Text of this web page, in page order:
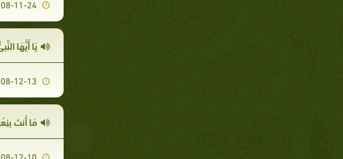
2008-11-24
يَا أَيُّهَا
2008-12-13
مَا أَنتَ